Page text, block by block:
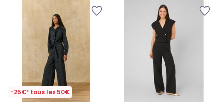
-25€* tous les 50€